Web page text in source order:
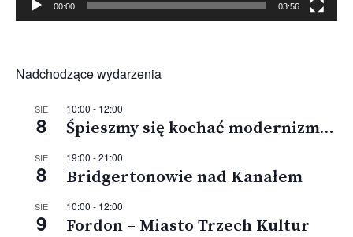
00:00 03:56
Nadchodzące wydarzenia
SIE
8
10:00 - 12:00
Śpieszmy się kochać modernizm…
SIE
8
19:00 -21:00
Bridgertonowie nad Kanałem
SIE
9
10:00 - 12:00
Fordon – Miasto Trzech Kultur